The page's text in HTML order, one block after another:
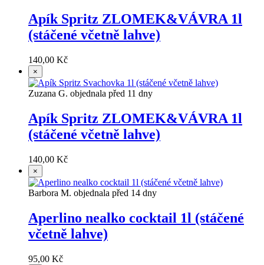
Apík Spritz ZLOMEK&VÁVRA 1l
(stáčené včetně lahve)
140,00 Kč
×
Zuzana G. objednala před 11 dny
Apík Spritz ZLOMEK&VÁVRA 1l
(stáčené včetně lahve)
140,00 Kč
×
Barbora M. objednala před 14 dny
Aperlino nealko cocktail 1l (stáčené
včetně lahve)
95,00 Kč